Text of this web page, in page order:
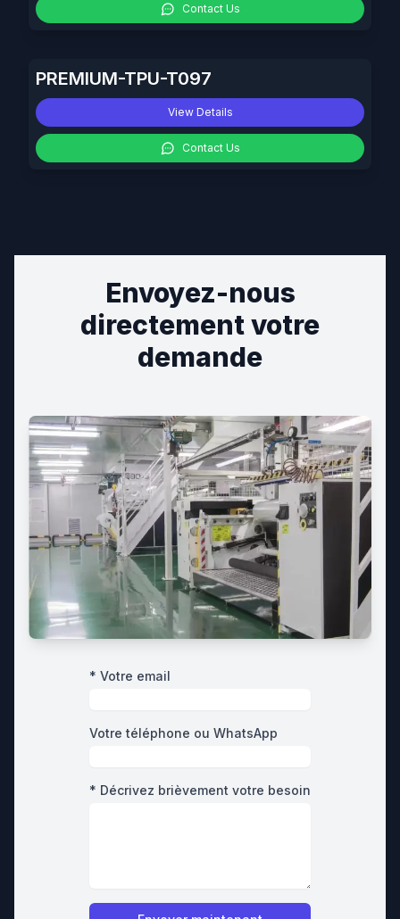
Contact Us
PREMIUM-TPU-T097
View Details
Contact Us
Envoyez-nous
directement votre
demande
* Votre email
Votre téléphone ou WhatsApp
* Décrivez brièvement votre besoin